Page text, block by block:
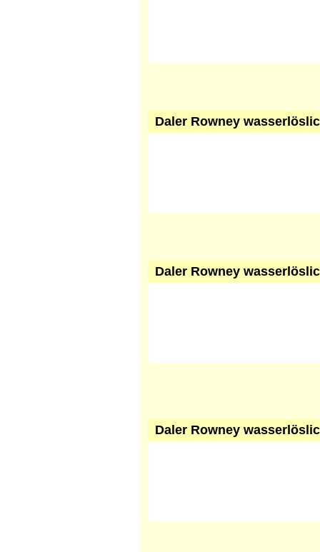
Daler Rowney
Daler Rowney
Daler Rowney